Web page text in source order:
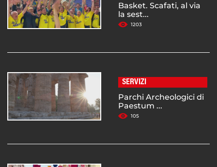
Basket. Scafati, al via
la sest...
1203
SERVIZI
Parchi Archeologici di
Paestum ...
105